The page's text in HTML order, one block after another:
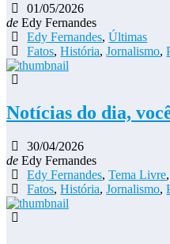
01/05/2026
de Edy Fernandes
Edy Fernandes,Últimas
Fatos,História,Jornalismo,
Notícias do dia,
30/04/2026
de Edy Fernandes
Edy Fernandes,Tema Livre
Fatos,História,Jornalismo,